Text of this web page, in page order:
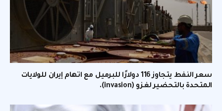
سعر النفط يتجاوز 116 دولارًا للبرميل مع اتهام إيران للولايات
المتحدة بالتحضير لغزو (invasion).